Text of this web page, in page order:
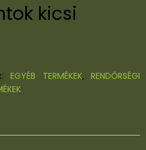
kicsi
EGYÉB TERMÉKEK,RENDŐRSÉGI